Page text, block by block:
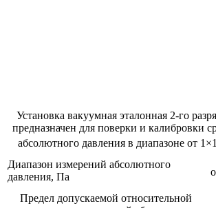
Установка вакуумная эталонная 2-го
предназначен для поверки и калибровки
абсолютного давления в диапазоне от
Диапазон измерений абсолютного
давления, Па
Предел допускаемой относительной